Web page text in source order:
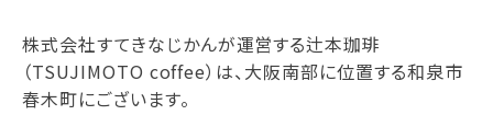
株式会社すてきなじかんが運営する辻本珈琲
（TSUJIMOTO coffee）は、大阪南部に位置する和泉市
春木町にございます。